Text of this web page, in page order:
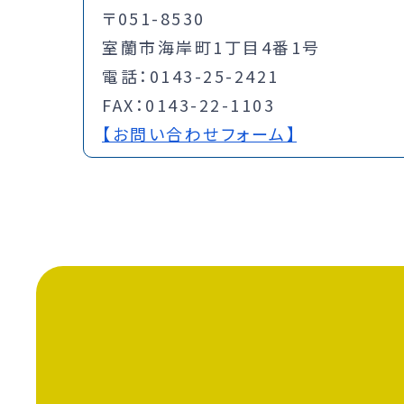
〒051-8530
室蘭市海岸町1丁目4番1号
電話：0143-25-2421
FAX：0143-22-1103
【お問い合わせフォーム】